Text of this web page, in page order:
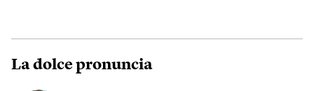
La dolce pronuncia